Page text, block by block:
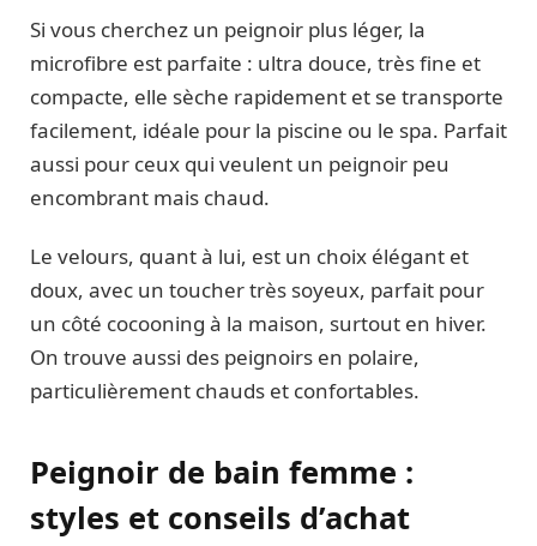
Si vous cherchez un peignoir plus léger, la
microfibre est parfaite : ultra douce, très fine et
compacte, elle sèche rapidement et se transporte
facilement, idéale pour la piscine ou le spa. Parfait
aussi pour ceux qui veulent un peignoir peu
encombrant mais chaud.
Le velours, quant à lui, est un choix élégant et
doux, avec un toucher très soyeux, parfait pour
un côté cocooning à la maison, surtout en hiver.
On trouve aussi des peignoirs en polaire,
particulièrement chauds et confortables.
Peignoir de bain femme :
styles et conseils d’achat